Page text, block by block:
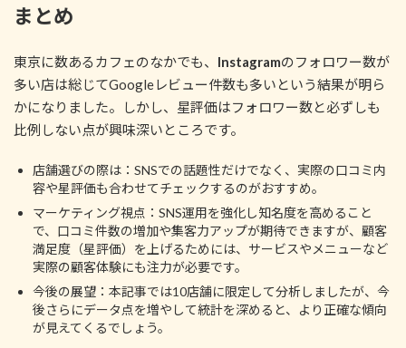
まとめ
東京に数あるカフェのなかでも、 Instagramのフォロワー数が
多い店は総じてGoogleレビュー件数も多いという結果が明ら
かになりました。しかし、星評価はフォロワー数と必ずしも
比例しない点が興味深いところです。
店舗選びの際は：SNSでの話題性だけでなく、実際の口コミ内
容や星評価も合わせてチェックするのがおすすめ。
マーケティング視点：SNS運用を強化し知名度を高めること
で、口コミ件数の増加や集客力アップが期待できますが、顧客
満足度（星評価）を上げるためには、サービスやメニューなど
実際の顧客体験にも注力が必要です。
今後の展望：本記事では10店舗に限定して分析しましたが、今
後さらにデータ点を増やして統計を深めると、より正確な傾向
が見えてくるでしょう。